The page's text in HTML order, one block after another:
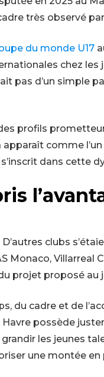
très observé
du monde U17
chez les
pas d’un simple
profils
comme
dans cette
clubs
Monaco, Villarreal
projet proposé au
du cadre et de
possède
les jeunes
une montée